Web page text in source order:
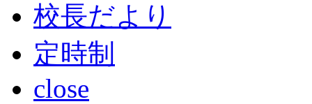
校長だより
定時制
close